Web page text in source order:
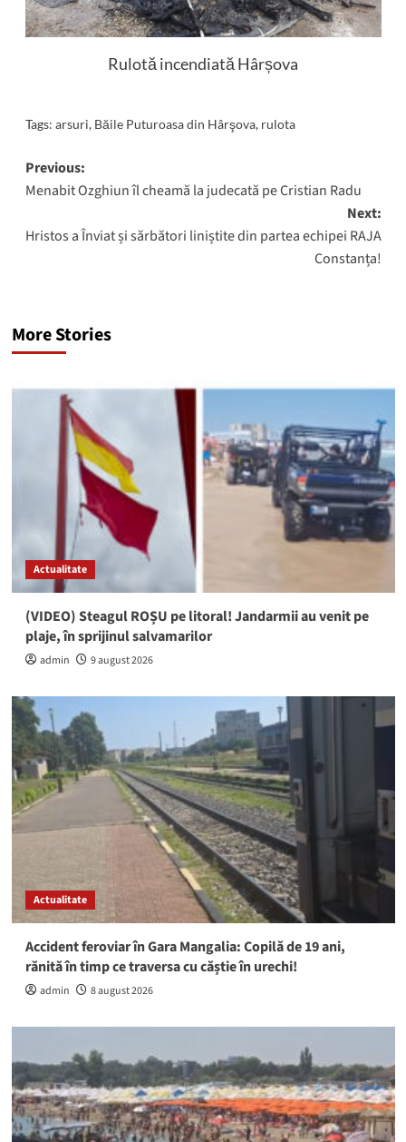
Rulotă incendiată Hârșova
Tags: arsuri, Băile Puturoasa din Hârşova, rulota
Post
navigation
Previous:
Menabit Ozghiun îl cheamă la judecată pe Cristian Radu
Next:
Hristos a Înviat și sărbători liniștite din partea echipei RAJA
Constanța!
More Stories
Actualitate
(VIDEO) Steagul ROȘU pe litoral! Jandarmii au venit pe
plaje, în sprijinul salvamarilor
admin 9 august 2026
Actualitate
Accident feroviar în Gara Mangalia: Copilă de 19 ani,
rănită în timp ce traversa cu căștie în urechi!
admin 8 august 2026